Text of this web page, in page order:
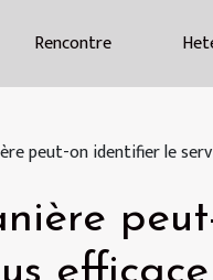
Rencontre
peut-on identifier le